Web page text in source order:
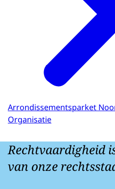
Arrondissementsparket
Organisatie
Rechtvaardigheid
van onze